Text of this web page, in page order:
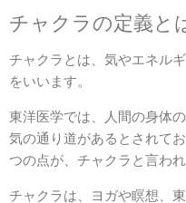
チャクラの定義と
チャクラとは、気やエネル
をいいます。
東洋医学では、人間の身体
気の通り道があるとされて
つの点が、チャクラと言われ
チャクラは、ヨガや瞑想、